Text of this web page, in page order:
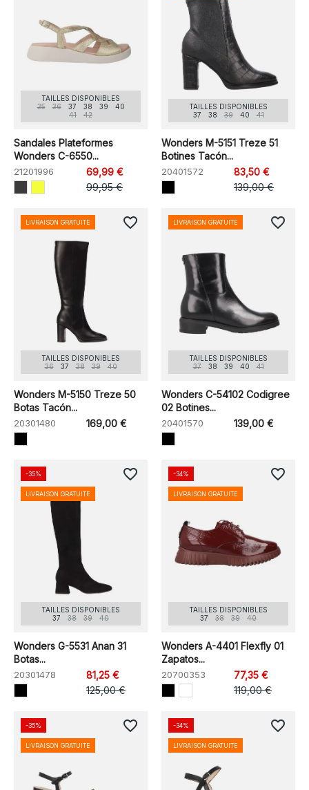
TAILLES DISPONIBLES
35
36 37 38 39
40
41
42
Sandales Plateformes
Wonders C-6550...
21201996
69,99 €
99,95 €
TAILLES DISPONIBLES
37
38 39 40 41
Wonders M-5151 Treze 51
Botines Tacón...
20401572
83,50 €
139,00 €
TAILLES DISPONIBLES
36
37 38 39 40
Wonders M-5150 Treze 50
Botas Tacón...
20301480 169,00 €
LIVRAISON GRATUITE favorite_border
TAILLES DISPONIBLES
37
38 39 40 41
Wonders C-54102 Codigree
02 Botines...
20401570 139,00 €
LIVRAISON GRATUITE favorite_border
TAILLES DISPONIBLES
37
38 39 40
Wonders G-5531 Anan 31
Botas...
20301478
81,25 €
125,00 €
-35%
LIVRAISON GRATUITE
favorite_border
TAILLES DISPONIBLES
37
38 39 40
Wonders A-4401 Flexfly 01
Zapatos...
20700353
77,35 €
119,00 €
-34%
LIVRAISON GRATUITE
favorite_border
-35%
LIVRAISON GRATUITE
favorite_border -34%
LIVRAISON GRATUITE
favorite_border